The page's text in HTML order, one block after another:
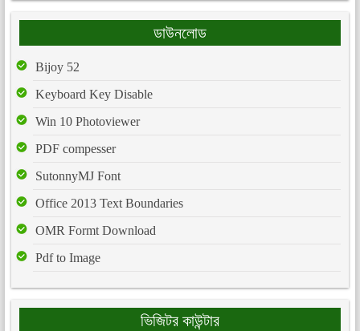
ডাউনলোড
Bijoy 52
Keyboard Key Disable
Win 10 Photoviewer
PDF compesser
SutonnyMJ Font
Office 2013 Text Boundaries
OMR Formt Download
Pdf to Image
ভিজিটর কাউন্টার